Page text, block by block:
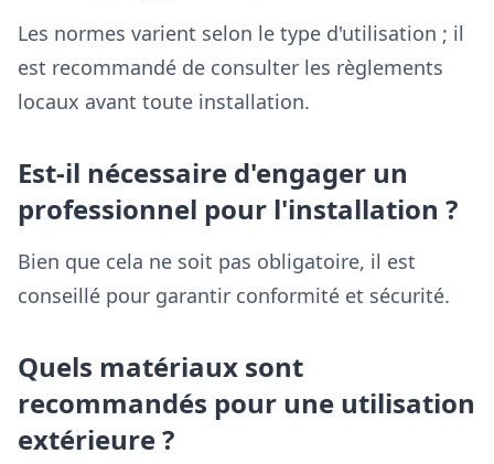
Les normes varient selon le type d'utilisation ; il
est recommandé de consulter les règlements
locaux avant toute installation.
Est-il nécessaire d'engager un
professionnel pour l'installation ?
Bien que cela ne soit pas obligatoire, il est
conseillé pour garantir conformité et sécurité.
Quels matériaux sont
recommandés pour une utilisation
extérieure ?